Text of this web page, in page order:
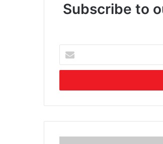
Subscribe to
your
Email